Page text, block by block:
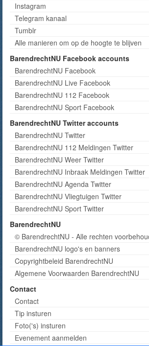
Instagram
Telegram kanaal
Tumblr
Alle manieren om op de hoogte te blijven
BarendrechtNU Facebook accounts
BarendrechtNU Facebook
BarendrechtNU Live Facebook
BarendrechtNU 112 Facebook
BarendrechtNU Sport Facebook
BarendrechtNU Twitter accounts
BarendrechtNU Twitter
BarendrechtNU 112 Meldingen Twitter
BarendrechtNU Weer Twitter
BarendrechtNU Inbraak Meldingen Twitter
BarendrechtNU Agenda Twitter
BarendrechtNU Vliegtuigen Twitter
BarendrechtNU Sport Twitter
BarendrechtNU
© BarendrechtNU - Alle rechten
BarendrechtNU logo's en banners
Copyrightbeleid BarendrechtNU
Algemene Voorwaarden BarendrechtNU
Contact
Contact
Tip insturen
Foto('s) insturen
Evenement aanmelden